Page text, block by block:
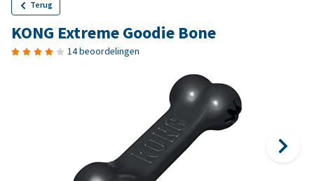
Terug
KONG Extreme Goodie Bone
14 beoordelingen